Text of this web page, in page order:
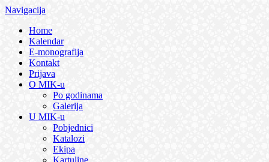
Navigacija
Home
Kalendar
E-monografija
Kontakt
Prijava
O MIK-u
Po godinama
Galerija
U MIK-u
Pobjednici
Katalozi
Ekipa
Kartuline